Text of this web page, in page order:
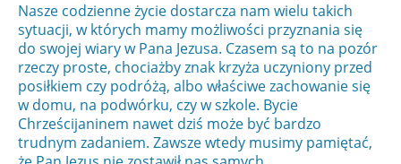
Nasze codzienne życie dostarcza nam wielu takich
sytuacji, w których mamy możliwości przyznania się
do swojej wiary w Pana Jezusa. Czasem są to na pozór
rzeczy proste, chociażby znak krzyża uczyniony przed
posiłkiem czy podróżą, albo właściwe zachowanie się
w domu, na podwórku, czy w szkole. Bycie
Chrześcijaninem nawet dziś może być bardzo
trudnym zadaniem. Zawsze wtedy musimy pamiętać,